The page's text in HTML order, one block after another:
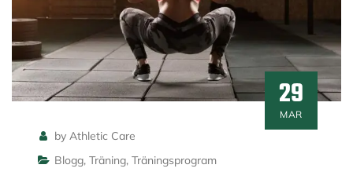
29
MAR
by Athletic Care
Blogg, Träning, Träningsprogram